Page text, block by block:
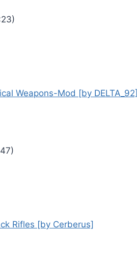
Weapons-Mod [by DELTA_92]
Rifles [by Cerberus]